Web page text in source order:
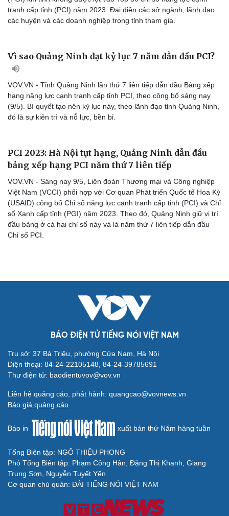
Cải chính
tranh cấp tỉnh (PCI) năm 2023. Đại diện các sở ngành, lãnh đạo
các huyện và các doanh nghiệp trong tỉnh tham gia.
Vì sao Quảng Ninh đạt kỷ lục 7 năm dẫn đầu PCI?
VOV.VN - Tỉnh Quảng Ninh lần thứ 7 liên tiếp dẫn đầu Bảng xếp
hạng năng lực cạnh tranh cấp tỉnh PCI, theo công bố sáng nay
(9/5). Bí quyết tạo nên kỷ lục này, theo lãnh đạo tỉnh Quảng Ninh,
đó là sự kiên trì và nỗ lực, bền bỉ.
PCI 2023: Hà Nội tụt hạng, Quảng Ninh dẫn đầu
bảng xếp hạng PCI năm thứ 7 liên tiếp
VOV.VN - Sáng nay 9/5, Liên đoàn Thương mại và Công nghiệp
Việt Nam (VCCI) phối hợp với Cơ quan Phát triển Quốc tế Hoa Kỳ
(USAID) công bố Chỉ số năng lực cạnh tranh cấp tỉnh (PCI) và Chỉ
số Xanh cấp tỉnh (PGI) năm 2023. Theo đó, Quảng Ninh giữ vị trí
đầu bảng ở cả hai chỉ số này và là năm thứ 7 liên tiếp dẫn đầu
Chỉ số PCI.
BÁO ĐIỆN TỬ TIẾNG NÓI VIỆT NAM
Trụ sở: 37 Bà Triệu, phường Cửa Nam, Hà Nội
Điện thoại: 84-24-22105148, 84-24-39785691
Thư điện tử: baodientuvov@vov.vn
Liên hệ quảng cáo, phát hành: quangcao@vovnews.vn
Báo giá quảng cáo
Báo in xuất bản thứ Năm hàng tuần
Tổng Biên tập: NGÔ THIỆU PHONG
Phó Tổng Biên tập: Phạm Công Hân, Đặng Thị Khanh, Giang
Trung Sơn, Nguyễn Tuyết Yến
Cơ quan chủ quản: ĐÀI TIẾNG NÓI VIỆT NAM